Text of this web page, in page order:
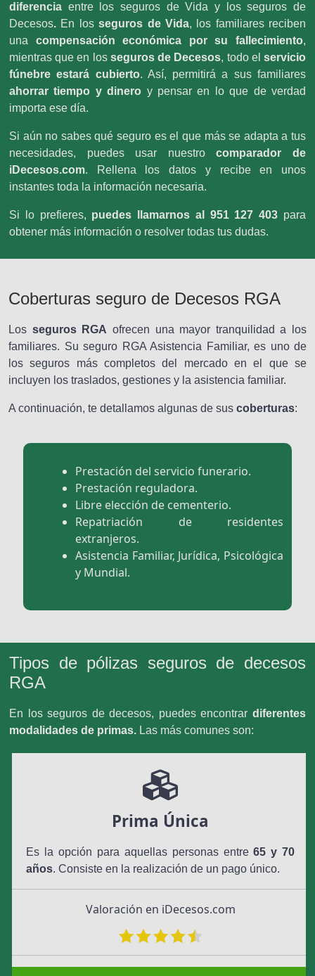
diferencia entre los seguros de Vida y los seguros de
Decesos. En losseguros de Vida, los familiares reciben
una compensación económica por su fallecimiento,
mientras que en los seguros de Decesos, todo elservicio
fúnebre estará cubierto. Así, permitirá a sus familiares
ahorrar tiempo y dinero y pensar en lo que de verdad
importa ese día.
Si aún no sabes qué seguro es el que más se adapta a tus
necesidades, puedes usar nuestrocomparador de
iDecesos.com. Rellena los datos y recibe en unos
instantes toda la información necesaria.
Si lo prefieres, puedes llamarnos al 951 127 403 para
obtener más información o resolver todas tus dudas.
Coberturas seguro de Decesos RGA
Los seguros RGA ofrecen una mayor tranquilidad a los
familiares. Su seguro RGA Asistencia Familiar, es uno de
los seguros más completos del mercado en el que se
incluyen los traslados, gestiones y la asistencia familiar.
A continuación, te detallamos algunas de sus coberturas:
Prestación del servicio funerario.
Prestación reguladora.
Libre elección de cementerio.
Repatriación de residentes
extranjeros.
Asistencia Familiar, Jurídica, Psicológica
y Mundial.
Tipos de pólizas seguros de decesos
RGA
En los seguros de decesos, puedes encontrar diferentes
modalidades de primas. Las más comunes son:
Prima Única
Es la opción para aquellas personas entre65 y 70
años. Consiste en la realización de un pago único.
Valoración en iDecesos.com